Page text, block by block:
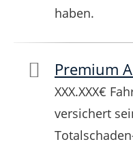
haben.
Premium
XXX.XXX€
versichert